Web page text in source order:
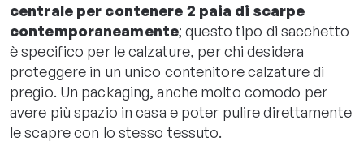
centrale per contenere 2 paia di scarpe
contemporaneamente; questo tipo di sacchetto
è specifico per le calzature, per chi desidera
proteggere in un unico contenitore calzature di
pregio. Un packaging, anche molto comodo per
avere più spazio in casa e poter pulire direttamente
le scapre con lo stesso tessuto.